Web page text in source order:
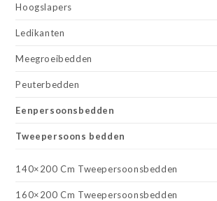
Hoogslapers
Ledikanten
Meegroeibedden
Peuterbedden
Eenpersoonsbedden
Tweepersoons bedden
140×200 Cm Tweepersoonsbedden
160×200 Cm Tweepersoonsbedden